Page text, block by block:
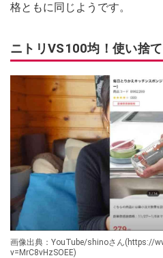
格ともに同じようです。
ニトリVS100均！使い捨
画像出典：YouTube/shinoさん(https://
v=MrC8vHzSOEE)